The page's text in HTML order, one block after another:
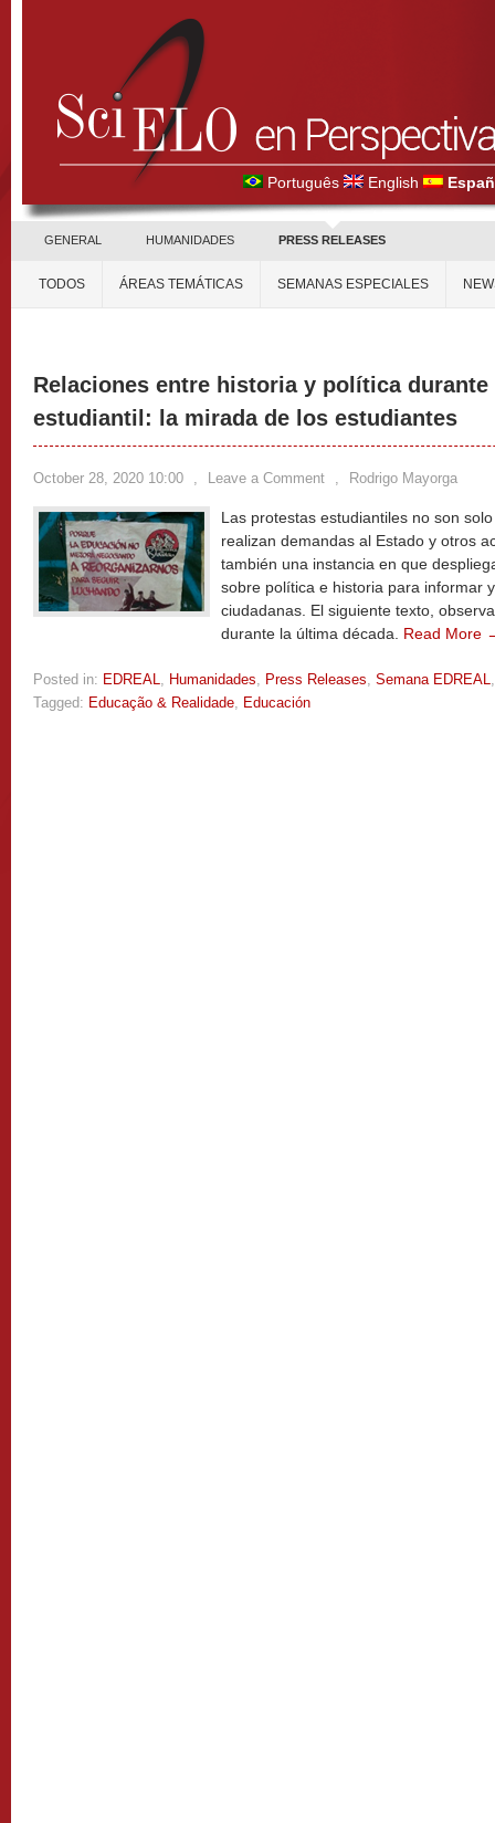
Português English
GENERAL HUMANIDADES PRESS RELEASES
TODOS ÁREAS TEMÁTICAS SEMANAS ESPECIALES
Relaciones entre historia y política durante
estudiantil: la mirada de los estudiantes
October 28, 2020 10:00 , Leave a Comment , Rodrigo Mayorga
Las protestas estudiantiles no son
realizan demandas al Estado y otros
también una instancia en que
sobre política e historia para informar
ciudadanas. El siguiente texto,
durante la última década. Read More
Posted in: EDREAL, Humanidades, Press Releases, Semana EDREAL
Tagged: Educação & Realidade, Educación